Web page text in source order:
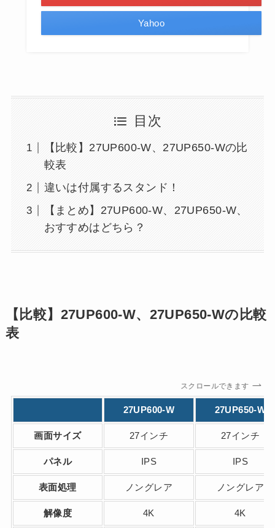
Yahoo
目次
【比較】27UP600-W、27UP650-Wの比
較表
違いは付属するスタンド！
【まとめ】27UP600-W、27UP650-W、
おすすめはどちら？
【比較】27UP600-W、27UP650-Wの比較
表
スクロールできます
27UP600-W 27UP650-W
画面サイズ 27インチ 27インチ
パネル IPS IPS
表面処理 ノングレア ノングレア
解像度 4K 4K